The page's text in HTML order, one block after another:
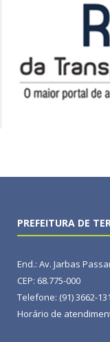
PREFEITURA DE
End.: Av. Jarbas
CEP: 68.775-000
Telefone: (91) 3662-
Horário de